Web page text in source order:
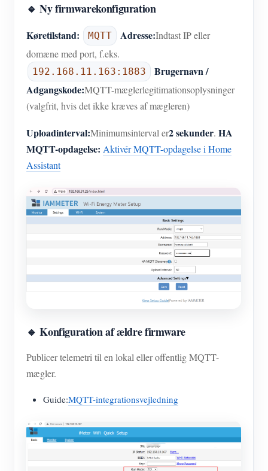
🔹 Ny firmwarekonfiguration
Køretilstand: MQTT Adresse:Indtast IP eller
domæne med port, f.eks.
192.168.11.163:1883
Brugernavn /
Adgangskode:MQTT-mæglerlegitimationsoplysninger
(valgfrit, hvis det ikke kræves af mægleren)
Uploadinterval:Minimumsinterval er2 sekunder. HA
MQTT-opdagelse: Aktivér MQTT-opdagelse i Home
Assistant
🔹 Konfiguration af ældre firmware
Publicer telemetri til en lokal eller offentlig MQTT-
mægler.
Guide:MQTT-integrationsvejledning